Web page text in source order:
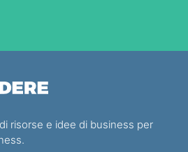
risorse e idee di business per